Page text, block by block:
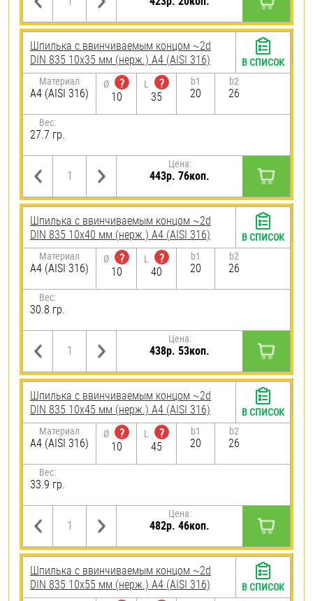
Шпилька c ввинчиваемым концом ~2d
DIN 835 10х35 мм (нерж.) A4 (AISI 316)
Материал
A4 (AISI 316)
Ø
?
10
L
?
35
b1
20
b2
26
Вес:
27.7 гр.
Цена:
443р. 76коп.
В СПИСОК
Шпилька c ввинчиваемым концом ~2d
DIN 835 10х40 мм (нерж.) A4 (AISI 316)
Материал
A4 (AISI 316)
Ø
?
10
L
?
40
b1
20
b2
26
Вес:
30.8 гр.
Цена:
438р. 53коп.
В СПИСОК
Шпилька c ввинчиваемым концом ~2d
DIN 835 10х45 мм (нерж.) A4 (AISI 316)
Материал
A4 (AISI 316)
Ø
?
10
L
?
45
b1
20
b2
26
Вес:
33.9 гр.
Цена:
482р. 46коп.
В СПИСОК
Шпилька c ввинчиваемым концом ~2d
DIN 835 10х55 мм (нерж.) A4 (AISI 316)
В СПИСОК